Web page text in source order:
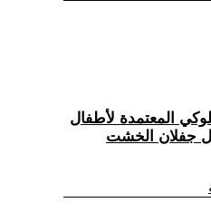
المعتمدة لأطفال
جفلان الخشت